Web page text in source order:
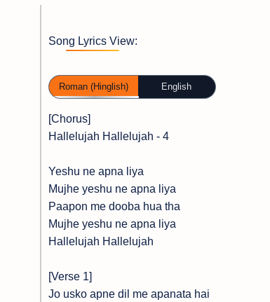
Song Lyrics View:
Roman (Hinglish) English
[Chorus]
Hallelujah Hallelujah - 4
Yeshu ne apna liya
Mujhe yeshu ne apna liya
Paapon me dooba hua tha
Mujhe yeshu ne apna liya
Hallelujah Hallelujah
[Verse 1]
Jo usko apne dil me apanata hai